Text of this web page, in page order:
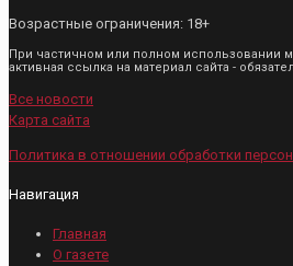
Возрастные ограничения: 18+
При частичном или полном использовании
активная ссылка на материал сайта -
Все новости
Карта сайта
Политика в отношении обработки
Навигация
Главная
О газете